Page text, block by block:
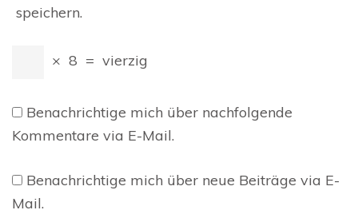
speichern.
× 8 = vierzig
Benachrichtige mich über nachfolgende
Kommentare via E-Mail.
Benachrichtige mich über neue Beiträge via E-
Mail.